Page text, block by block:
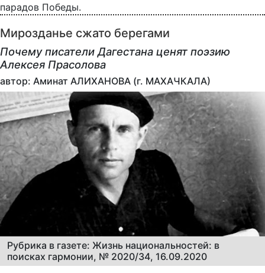
парадов Победы.
Мирозданье сжато берегами
Почему писатели Дагестана ценят поэзию
Алексея Прасолова
автор: Аминат АЛИХАНОВА (г. МАХАЧКАЛА)
Рубрика в газете: Жизнь национальностей: в
поисках гармонии, № 2020/34, 16.09.2020